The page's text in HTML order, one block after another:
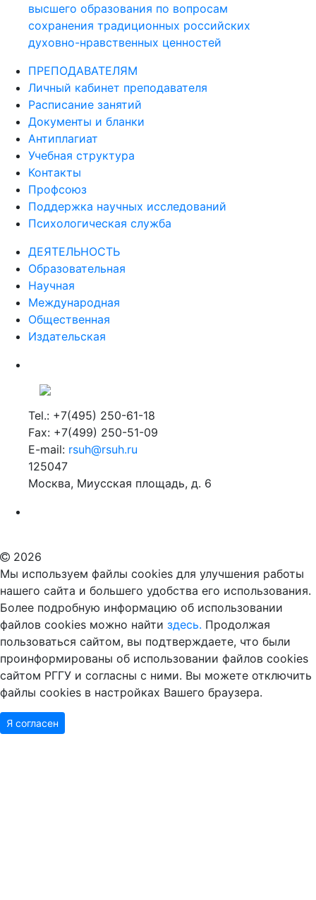
высшего образования по вопросам
сохранения традиционных российских
духовно-нравственных ценностей
ПРЕПОДАВАТЕЛЯМ
Личный кабинет преподавателя
Расписание занятий
Документы и бланки
Антиплагиат
Учебная структура
Контакты
Профсоюз
Поддержка научных исследований
Психологическая служба
ДЕЯТЕЛЬНОСТЬ
Образовательная
Научная
Международная
Общественная
Издательская
Tel.: +7(495) 250-61-18
Fax: +7(499) 250-51-09
E-mail: rsuh@rsuh.ru
125047
Москва, Миусская площадь, д. 6
2026
Мы используем файлы cookies для улучшения работы
нашего сайта и большего удобства его использования.
Более подробную информацию об использовании
файлов cookies можно найти здесь. Продолжая
пользоваться сайтом, вы подтверждаете, что были
проинформированы об использовании файлов cookies
сайтом РГГУ и согласны с ними. Вы можете отключить
файлы cookies в настройках Вашего браузера.
Я согласен